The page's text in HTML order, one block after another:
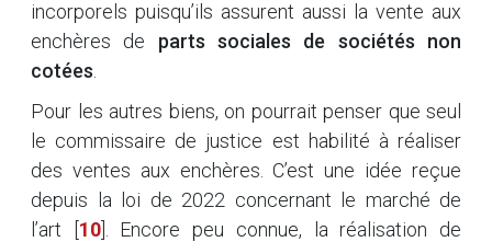
incorporels puisqu’ils assurent aussi la vente aux
enchères de parts sociales de sociétés non
cotées
Pour les autres biens, on pourrait penser que seul
le commissaire de justice est habilité à réaliser
des ventes aux enchères. C’est une idée reçue
depuis la loi de 2022 concernant le marché de
l’art
10]
. Encore peu connue, la réalisation de